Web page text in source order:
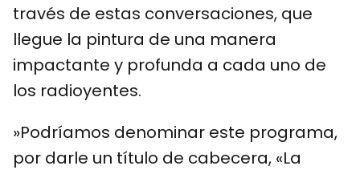
través de estas conversaciones, que
llegue la pintura de una manera
impactante y profunda a cada uno de
los radioyentes.
»Podríamos denominar este programa,
por darle un título de cabecera, «La